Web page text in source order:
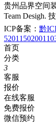
贵州品界空间
Team Desigh.
ICP备案： 黔
首页
分类
3
客服
报价
在线客服
免费报价
微信预约